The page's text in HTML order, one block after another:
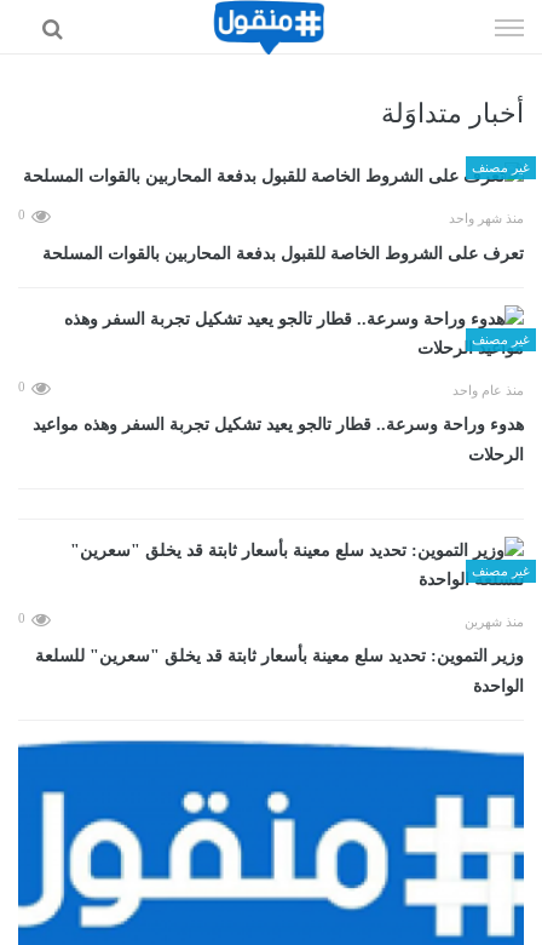
الى
أخبار متداوَلة
غير مصنف
منذ شهر واحد 0
تعرف على الشروط الخاصة للقبول بدفعة المحاربين بالقوات المسلحة
غير مصنف
منذ عام واحد 0
هدوء وراحة وسرعة.. قطار تالجو يعيد تشكيل تجربة السفر وهذه مواعيد
الرحلات
غير مصنف
منذ شهرين 0
وزير التموين: تحديد سلع معينة بأسعار ثابتة قد يخلق "سعرين" للسلعة
الواحدة